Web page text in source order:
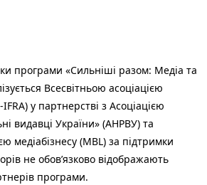
програми «Сильніші разом: Медіа та
Всесвітньою асоціацією
у партнерстві з Асоціацією
видавці України» (АНРВУ) та
медіабізнесу (MBL) за підтримки
не обов’язково відображають
програми.